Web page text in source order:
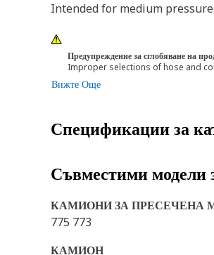
Intended for medium
Предупреждение за сглобяване на
Improper selections of hose and
Вижте Още
Спецификации за
Съвместими модели
КАМИОНИ ЗА ПРЕСЕЧЕНА
775 773
КАМИОН